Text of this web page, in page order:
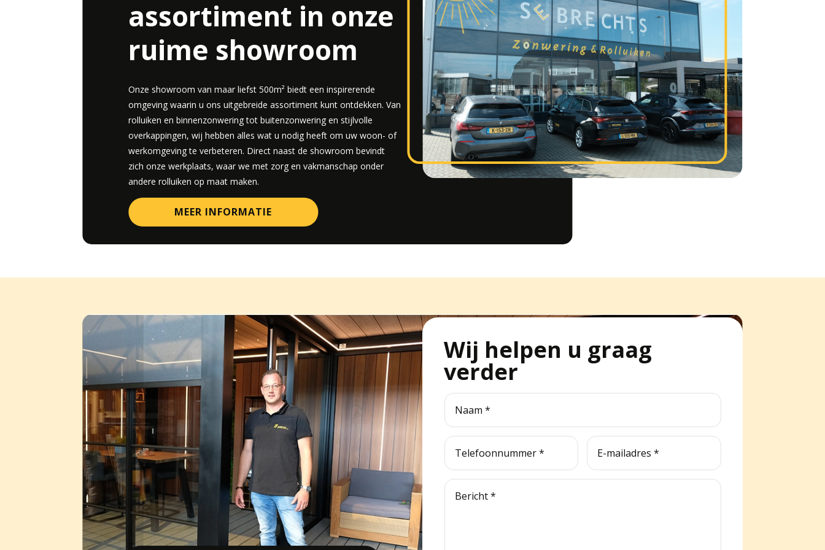
assortiment in onze
ruime showroom
Onze showroom van maar liefst 500m² biedt een inspirerende
omgeving waarin u ons uitgebreide assortiment kunt ontdekken. Van
rolluiken en binnenzonwering tot buitenzonwering en stijlvolle
overkappingen, wij hebben alles wat u nodig heeft om uw woon- of
werkomgeving te verbeteren. Direct naast de showroom bevindt
zich onze werkplaats, waar we met zorg en vakmanschap onder
andere rolluiken op maat maken.
MEER INFORMATIE
Wij helpen u graag
verder